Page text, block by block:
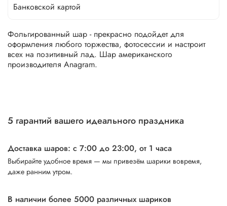
Банковской картой
Фольгированный шар - прекрасно подойдет для
оформления любого торжества, фотосессии и настроит
всех на позитивный лад. Шар американского
производителя Anagram.
5 гарантий вашего идеального праздника
Доставка шаров: с 7:00 до 23:00, от 1 часа
Выбирайте удобное время — мы привезём шарики вовремя,
даже ранним утром.
В наличии более 5000 различных шариков